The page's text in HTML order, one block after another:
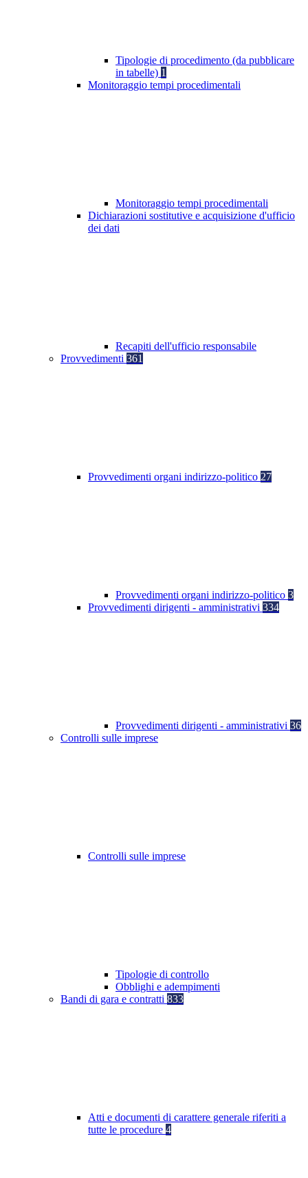
Tipologie di procedimento (da pubblicare
in tabelle) 1
Monitoraggio tempi procedimentali
Monitoraggio tempi procedimentali
Dichiarazioni sostitutive e acquisizione d'ufficio
dei dati
Recapiti dell'ufficio responsabile
Provvedimenti 361
Provvedimenti organi indirizzo-politico 27
Provvedimenti organi indirizzo-politico 3
Provvedimenti dirigenti - amministrativi 334
Provvedimenti dirigenti - amministrativi 36
Controlli sulle imprese
Controlli sulle imprese
Tipologie di controllo
Obblighi e adempimenti
Bandi di gara e contratti 833
Atti e documenti di carattere generale riferiti a
tutte le procedure 4